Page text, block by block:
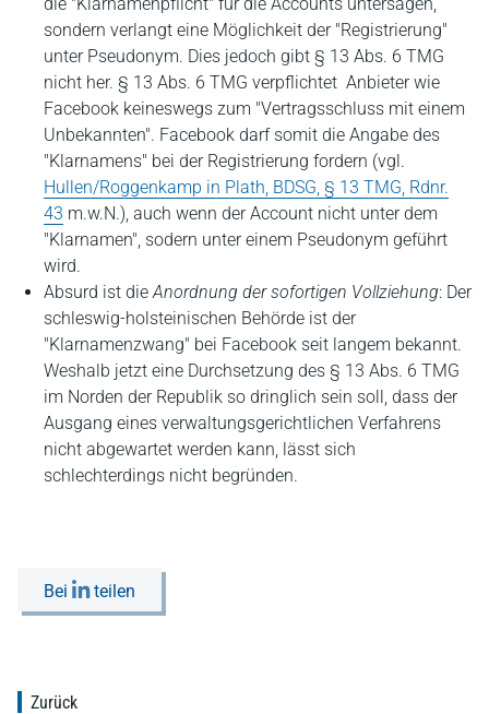
sondern verlangt eine Möglichkeit der "Registrierung"
unter Pseudonym. Dies jedoch gibt § 13 Abs. 6 TMG
nicht her. § 13 Abs. 6 TMG verpflichtet Anbieter wie
Facebook keineswegs zum "Vertragsschluss mit einem
Unbekannten". Facebook darf somit die Angabe des
"Klarnamens" bei der Registrierung fordern (vgl.
Hullen/Roggenkamp in Plath, BDSG, § 13 TMG, Rdnr.
43 m.w.N.), auch wenn der Account nicht unter dem
"Klarnamen", sodern unter einem Pseudonym geführt
wird.
Absurd ist dieAnordnung der sofortigen Vollziehung: Der
schleswig-holsteinischen Behörde ist der
"Klarnamenzwang" bei Facebook seit langem bekannt.
Weshalb jetzt eine Durchsetzung des § 13 Abs. 6 TMG
im Norden der Republik so dringlich sein soll, dass der
Ausgang eines verwaltungsgerichtlichen Verfahrens
nicht abgewartet werden kann, lässt sich
schlechterdings nicht begründen.
Bei teilen
Zurück